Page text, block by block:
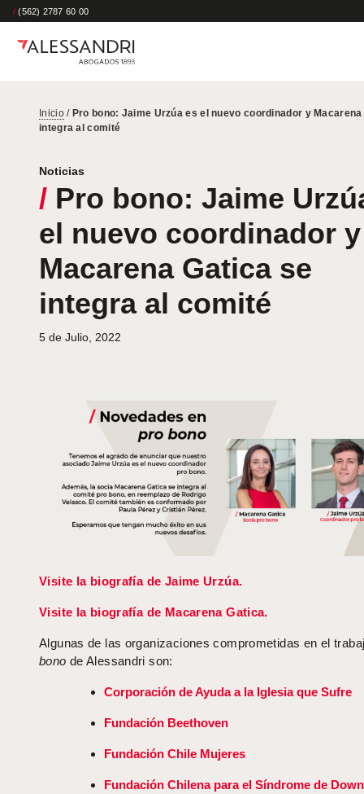
/ (562) 2787 60 00
Inicio/ Pro bono: Jaime Urzúa es el nuevo coordinador y
integra al comité
Noticias
/ Pro bono: Jaime
el nuevo coordinador y
Macarena Gatica se
integra al comité
5 de Julio, 2022
Visite la biografía de Jaime Urzúa.
Visite la biografía de Macarena Gatica.
Algunas de las organizaciones comprometidas en el
bono de Alessandri son:
Corporación de Ayuda a la Iglesia que Sufre
Fundación Beethoven
Fundación Chile Mujeres
Fundación Chilena para el Síndrome de